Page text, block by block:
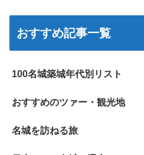
おすすめ記事一覧
100名城築城年代別リスト
おすすめのツァー・観光地
名城を訪ねる旅